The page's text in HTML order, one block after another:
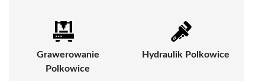
Grawerowanie
Polkowice
Hydraulik Polkowice